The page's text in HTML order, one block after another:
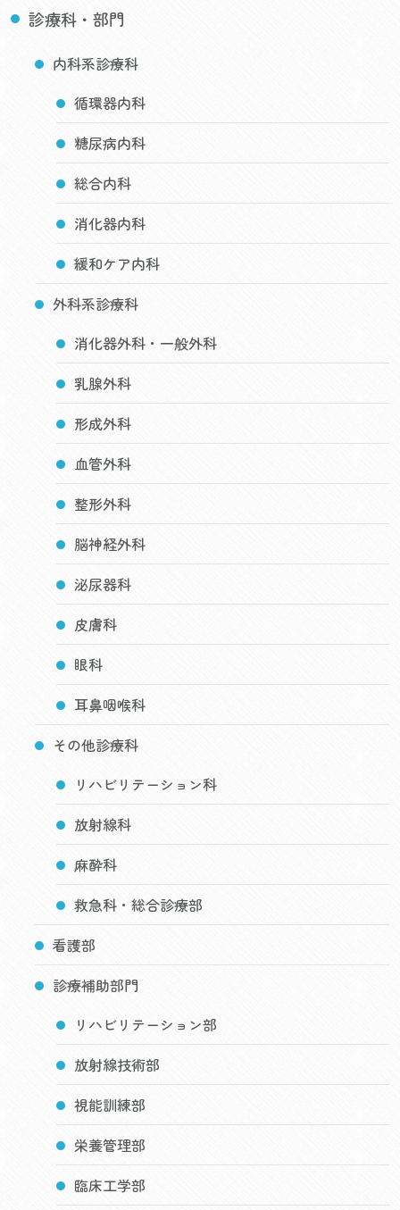
診療科・部門
内科系診療科
循環器内科
糖尿病内科
総合内科
消化器内科
緩和ケア内科
外科系診療科
消化器外科・一般外科
乳腺外科
形成外科
血管外科
整形外科
脳神経外科
泌尿器科
皮膚科
眼科
耳鼻咽喉科
その他診療科
リハビリテーション科
放射線科
麻酔科
救急科・総合診療部
看護部
診療補助部門
リハビリテーション部
放射線技術部
視能訓練部
栄養管理部
臨床工学部